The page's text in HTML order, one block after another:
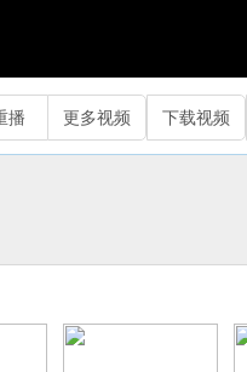
播 更多视频 下载视频